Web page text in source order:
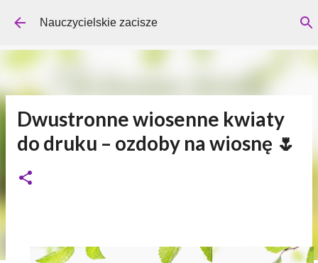
Przejdź do głównej zawartości
Nauczycielskie zacisze
Dwustronne wiosenne kwiaty
do druku – ozdoby na wiosnę 🌷